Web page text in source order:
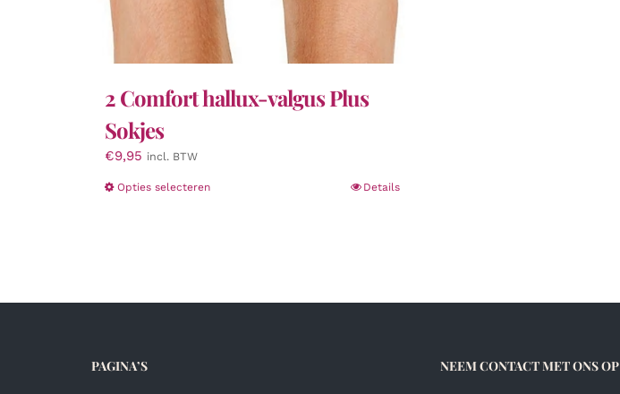
2 Comfort hallux-valgus Plus
Sokjes
€9,95 incl. BTW
Opties selecterenDit
optie
Details
PAGINA’S NEEM CONTACT MET ONS OP